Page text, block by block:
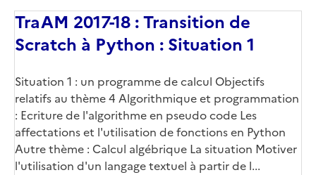
TraAM 2017-18 : Transition de
Scratch à Python : Situation 1
Situation 1 : un programme de calcul Objectifs
relatifs au thème 4 Algorithmique et programmation
: Ecriture de l'algorithme en pseudo code Les
affectations et l'utilisation de fonctions en Python
Autre thème : Calcul algébrique La situation Motiver
l'utilisation d'un langage textuel à partir de l...